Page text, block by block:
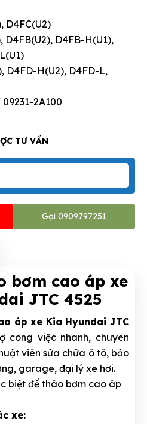
D4FC(U2)
D4FB(U2), D4FB-H(U1),
D4FD-H(U2), D4FD-L,
2A100
TƯ VẤN
Gọi 0909797251
bơm cao áp xe
JTC 4525
áp xe Kia Hyundai JTC
công việc nhanh, chuyên
viên sửa chữa ô tô, bảo
garage, đại lý xe hơi.
biệt để tháo bơm cao áp
xe: